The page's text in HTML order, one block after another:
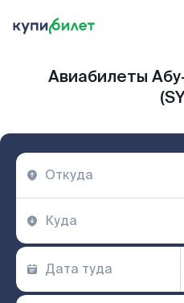
Авиабилеты